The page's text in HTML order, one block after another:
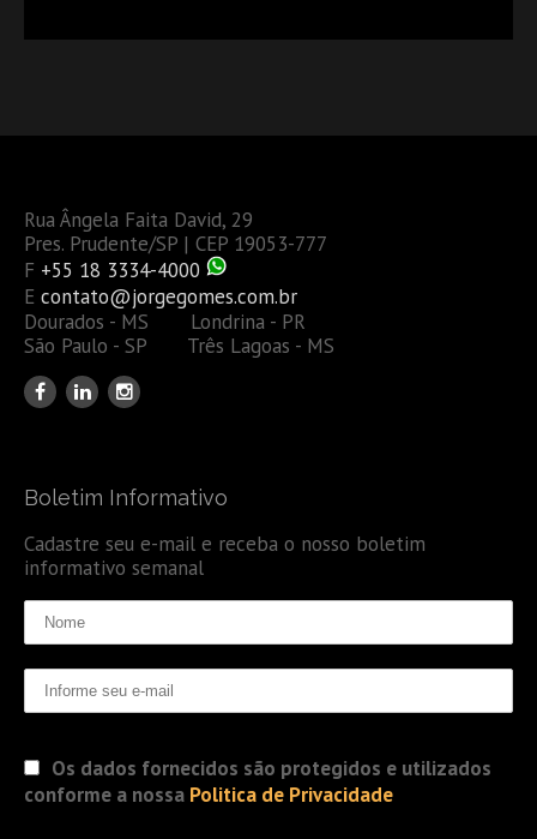
Rua Ângela Faita David, 29
Pres. Prudente/SP | CEP 19053-777
F +55 18 3334-4000
E contato@jorgegomes.com.br
Dourados - MS Londrina - PR
São Paulo - SP Três Lagoas - MS
Boletim Informativo
Cadastre seu e-mail e receba o nosso boletim
informativo semanal
Os dados fornecidos são protegidos e utilizados
conforme a nossa Politica de Privacidade